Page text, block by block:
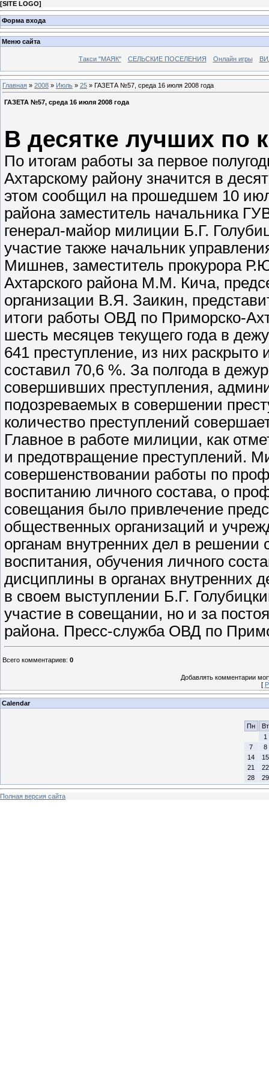
[SITE LOGO]
Форма входа
Меню сайта
Такси "МАЯК" СЕЛЬСКИЕ ПОСЕЛЕНИЯ Онлайн игры
Главная » 2008 » Июль » 25 » ГАЗЕТА №57, среда 16 июля 2008 года
ГАЗЕТА №57, среда 16 июля 2008 года
В десятке лучших по
По итогам работы за первое
Ахтарскому району значится в
этом сообщил на прошедшем 10
района заместитель начальника
генерал-майор милиции Б.Г.
участие также начальник
Мишнев, заместитель прокурора
Ахтарского района М.М. Кича,
организации В.Я. Заикин,
итоги работы ОВД по Приморско-
шесть месяцев текущего года в
641 преступление, из них
составил 70,6 %. За полгода в
совершивших преступления,
подозреваемых в совершении
количество преступлений
Главное в работе милиции, как
и предотвращение преступлений.
совершенствовании работы по
воспитанию личного состава, о
совещания было привлечение
общественных организаций и
органам внутренних дел в решении
воспитания, обучения личного
дисциплины в органах внутренних
в своем выступлении Б.Г.
участие в совещании, но и за
района. Пресс-служба ОВД по
Всего комментариев: 0
Добавлять комментарии
[
Calendar
Пн
Вт
1
7
8
14
15
21
22
28
29
Полная версия сайта